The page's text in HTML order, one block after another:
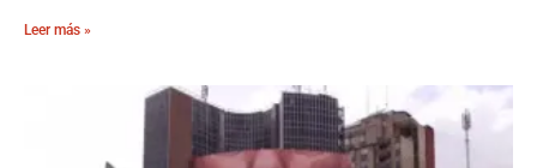
Leer más »